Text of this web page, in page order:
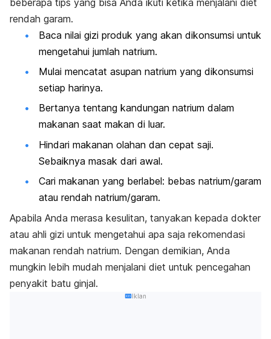
rendah garam.
Baca nilai gizi produk yang akan dikonsumsi untuk
mengetahui jumlah natrium.
Mulai mencatat asupan natrium yang dikonsumsi
setiap harinya.
Bertanya tentang kandungan natrium dalam
makanan saat makan di luar.
Hindari makanan olahan dan cepat saji.
Sebaiknya masak dari awal.
Cari makanan yang berlabel: bebas natrium/garam
atau rendah natrium/garam.
Apabila Anda merasa kesulitan, tanyakan kepada dokter
atau ahli gizi untuk mengetahui apa saja rekomendasi
makanan rendah natrium. Dengan demikian, Anda
mungkin lebih mudah menjalani diet untuk pencegahan
penyakit batu ginjal.
Iklan